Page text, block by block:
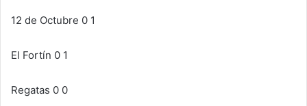
12 de Octubre 0 1
El Fortín 0 1
Regatas 0 0